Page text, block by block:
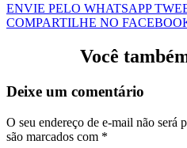
ENVIE PELO WHATSAPP
COMPARTILHE NO
Você
Deixe um comentário
O seu endereço de e-mail não será
são marcados com *